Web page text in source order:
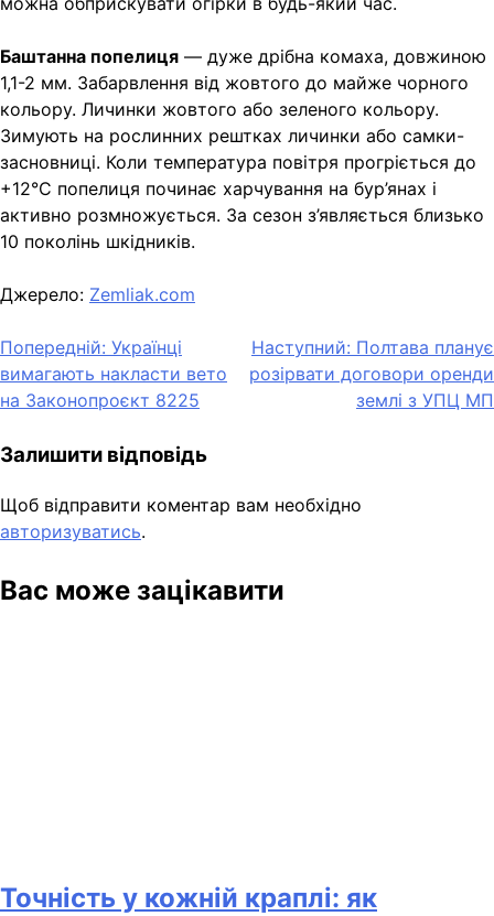
Баштанна попелиця — дуже дрібна комаха, довжиною
1,1-2 мм. Забарвлення від жовтого до майже чорного
кольору. Личинки жовтого або зеленого кольору.
Зимують на рослинних рештках личинки або самки-
засновниці. Коли температура повітря прогріється до
+12°С попелиця починає харчування на бур’янах і
активно розмножується. За сезон з’являється близько
10 поколінь шкідників.
Джерело: Zemliak.com
Навігація
записів
Попередній: Українці
вимагають накласти вето
на Законопроєкт 8225
Наступний: Полтава планує
розірвати договори оренди
землі з УПЦ МП
Залишити відповідь
Щоб відправити коментар вам необхідно
авторизуватись.
Вас може зацікавити
Точність у кожній краплі: як